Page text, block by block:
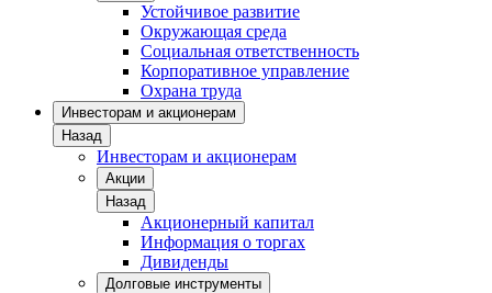
Устойчивое развитие
Окружающая среда
Социальная ответственность
Корпоративное управление
Охрана труда
Инвесторам и акционерам
Назад
Инвесторам и акционерам
Акции
Назад
Акционерный капитал
Информация о торгах
Дивиденды
Долговые инструменты